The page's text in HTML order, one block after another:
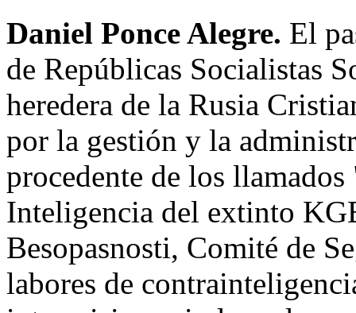
Daniel Ponce Alegre. El
de Repúblicas Socialistas
heredera de la Rusia
por la gestión y la
procedente de los
Inteligencia del extinto
Besopasnosti, Comité de
labores de